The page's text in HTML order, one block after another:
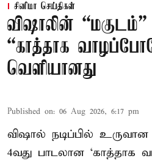
சினிமா செய்திகள்
விஷாலின்
“காத்தாக
வெளியானது
Published on: 06 Aug 2026, 6:17 pm
விஷால் நடிப்பில் உருவான
4வது பாடலான ‘காத்தாக